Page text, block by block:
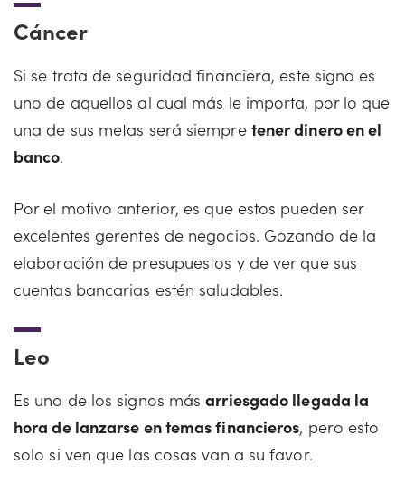
Cáncer
Si se trata de seguridad financiera, este signo es
uno de aquellos al cual más le importa, por lo que
una de sus metas será siempre tener dinero en el
banco.
Por el motivo anterior, es que estos pueden ser
excelentes gerentes de negocios. Gozando de la
elaboración de presupuestos y de ver que sus
cuentas bancarias estén saludables.
Leo
Es uno de los signos másarriesgado llegada la
hora de lanzarse en temas financieros, pero esto
solo si ven que las cosas van a su favor.